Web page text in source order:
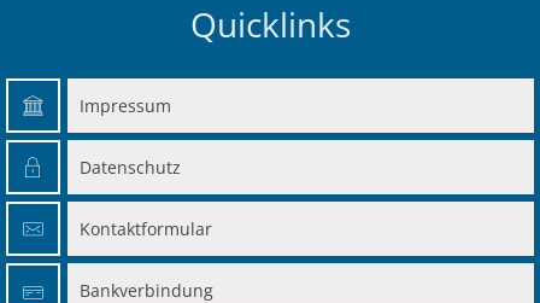
Quicklinks
Impressum
Datenschutz
Kontaktformular
Bankverbindung